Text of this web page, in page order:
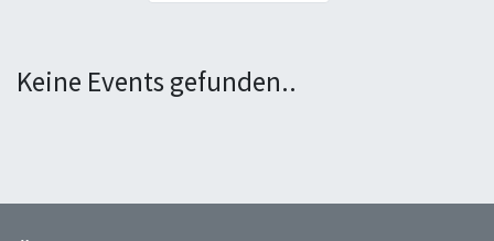
Keine Events gefunden..